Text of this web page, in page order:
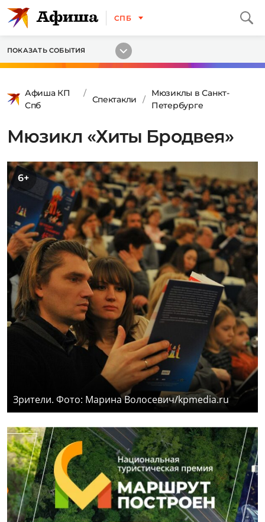
СПБ
ПОКАЗАТЬ СОБЫТИЯ
Афиша КП
Спб
Спектакли
Мюзиклы в Санкт-
Петербурге
Мюзикл «Хиты Бродвея»
6+
Зрители. Фото: Марина Волосевич/kpmedia.ru